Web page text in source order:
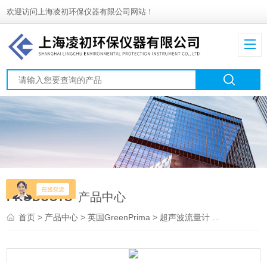
欢迎访问上海凌初环保仪器有限公司网站！
PRODUCTS 产品中心
首页> 产品中心 >英国GreenPrima > 超声波流量计